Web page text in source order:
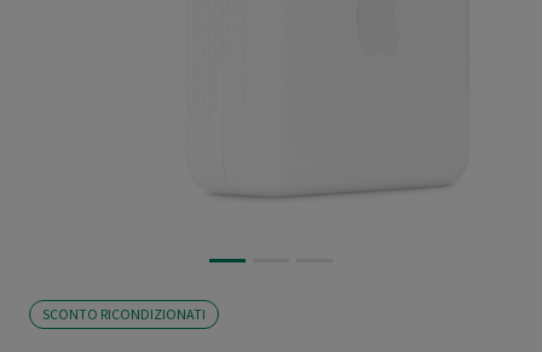
SCONTO RICONDIZIONATI